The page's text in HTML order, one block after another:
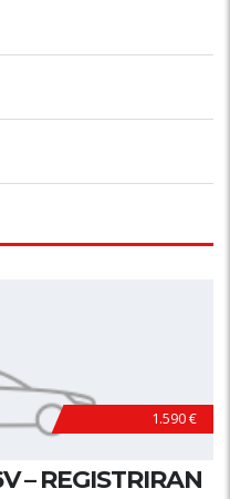
1.590 €
– REGISTRIRAN